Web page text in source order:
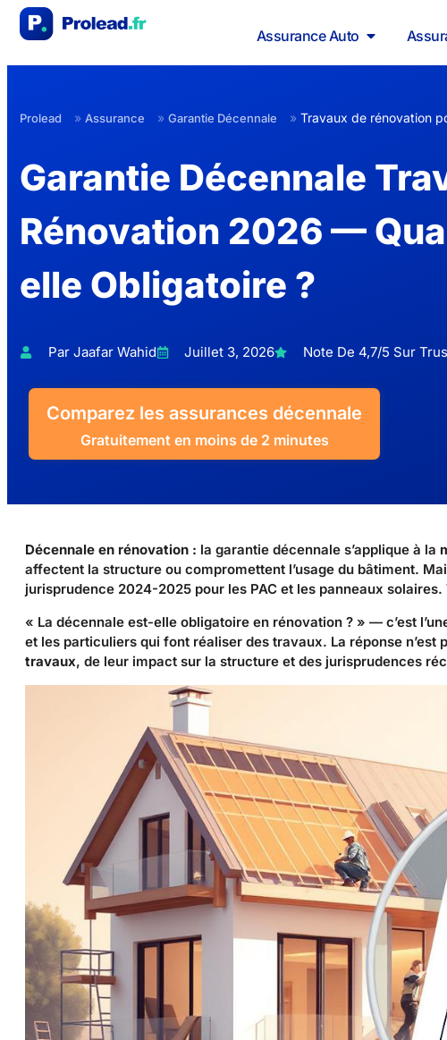
Assurance Auto
Prolead » Assurance » Garantie Décennale » Travaux de rénovation
Garantie Décennale
Rénovation 2026 —
elle Obligatoire ?
Par Jaafar Wahid Juillet 3, 2026 Note De 4,7/5 Sur
Comparez les assurances décennale
Gratuitement en moins de 2 minutes
Décennale en rénovation : la garantie décennale s’applique à la
affectent la structure ou compromettent l’usage du bâtiment.
jurisprudence 2024-2025 pour les PAC et les panneaux solaires.
« La décennale est-elle obligatoire en rénovation ? » — c’est
et les particuliers qui font réaliser des travaux. La réponse n’est
travaux, de leur impact sur la structure et des jurisprudences